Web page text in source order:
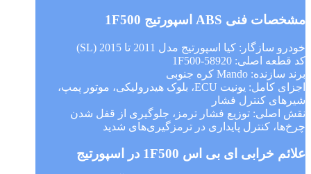
مشخصات فنی ABS اسپورتیج 1F500
خودرو سازگار: کیا اسپورتیج مدل 2011 تا 2015 (SL)
کد قطعه اصلی: 58920-1F500
برند سازنده: Mando کره جنوبی
اجزای کامل: یونیت ECU، بلوک هیدرولیکی، موتور پمپ،
شیرهای کنترل فشار
نقش اصلی: توزیع فشار ترمز، جلوگیری از قفل شدن
چرخ‌ها، کنترل پایداری در ترمزگیری‌های شدید
علائم خرابی ای بی اس 1F500 در اسپورتیج